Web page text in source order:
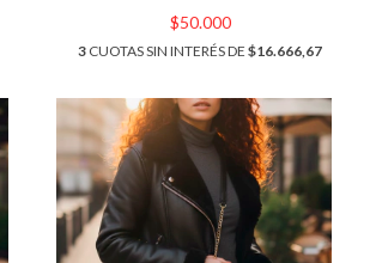
$50.000
3 CUOTAS SIN INTERÉS DE$16.666,67